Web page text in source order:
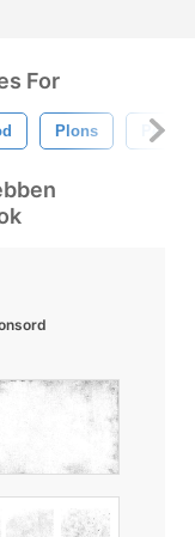
For
Plons